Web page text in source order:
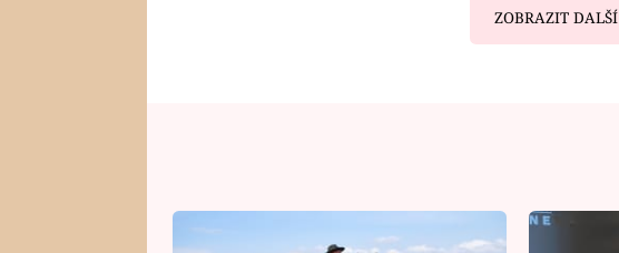
ZOBRAZIT DALŠÍ